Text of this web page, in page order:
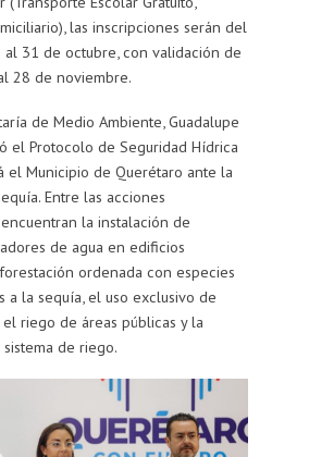
las inscripciones serán del
31 de octubre, con validación de
28 de noviembre.
de Medio Ambiente, Guadalupe
el Protocolo de Seguridad Hídrica
el Municipio de Querétaro ante la
Entre las acciones
la instalación de
de agua en edificios
ordenada con especies
a la sequía, el uso exclusivo de
riego de áreas públicas y la
de riego.